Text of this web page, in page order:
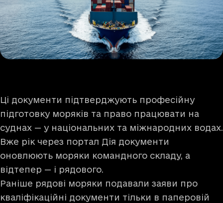
Ці документи підтверджують професійну
підготовку моряків та право працювати на
суднах — у національних та міжнародних водах.
Вже рік через портал Дія документи
оновлюють моряки командного складу, а
відтепер — і рядового.
Раніше рядові моряки подавали заяви про
кваліфікаційні документи тільки в паперовій